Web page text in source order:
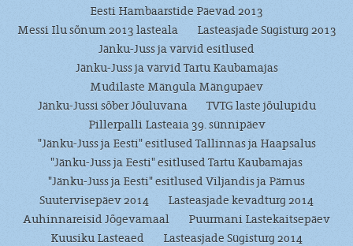
Eesti Hambaarstide Päevad 2013
Messi Ilu sõnum 2013 lasteala
Lasteasjade Sügisturg 2013
Jänku-Juss ja värvid esitlused
Jänku-Juss ja värvid Tartu Kaubamajas
Mudilaste Mängula Mängupäev
Jänku-Jussi sõber Jõuluvana
TVTG laste jõulupidu
Pillerpalli Lasteaia 39. sünnipäev
"Jänku-Juss ja Eesti" esitlused Tallinnas ja Haapsalus
"Jänku-Juss ja Eesti" esitlused Tartu Kaubamajas
"Jänku-Juss ja Eesti" esitlused Viljandis ja Pärnus
Suutervisepäev 2014
Lasteasjade kevadturg 2014
Auhinnareisid Jõgevamaal
Puurmani Lastekaitsepäev
Kuusiku Lasteaed
Lasteasjade Sügisturg 2014